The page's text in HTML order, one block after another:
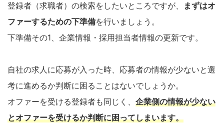
登録者（求職者）の検索をしたいところですが、
まずはオ
ファーするための下準備を行いましょう。
下準備その1、企業情報・採用担当者情報の更新です。
自社の求人に応募が入った時、応募者の情報が少ないと選
考に進めるか判断に困ることはないでしょうか。
オファーを受ける登録者も同じく、 企業側の情報が少ない
とオファーを受けるか判断に困ってしまいます。